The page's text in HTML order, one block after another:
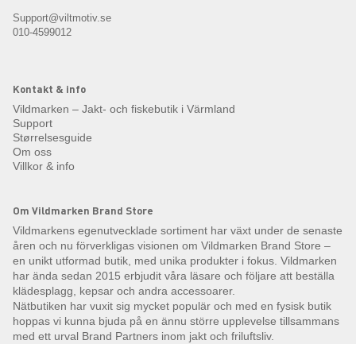
Support@viltmotiv.se
010-4599012
Kontakt & info
Vildmarken – Jakt- och fiskebutik i Värmland
Support
Størrelsesguide
Om oss
Villkor & info
Om Vildmarken Brand Store
Vildmarkens egenutvecklade sortiment har växt under de senaste
åren och nu förverkligas visionen om Vildmarken Brand Store –
en unikt utformad butik, med unika produkter i fokus. Vildmarken
har ända sedan 2015 erbjudit våra läsare och följare att beställa
klädesplagg, kepsar och andra accessoarer.
Nätbutiken har vuxit sig mycket populär och med en fysisk butik
hoppas vi kunna bjuda på en ännu större upplevelse tillsammans
med ett urval Brand Partners inom jakt och friluftsliv.